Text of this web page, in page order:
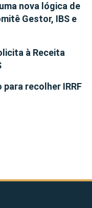
nova lógica de
Gestor, IBS e
à Receita
recolher IRRF